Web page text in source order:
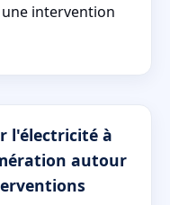
intervention
l'électricité à
autour